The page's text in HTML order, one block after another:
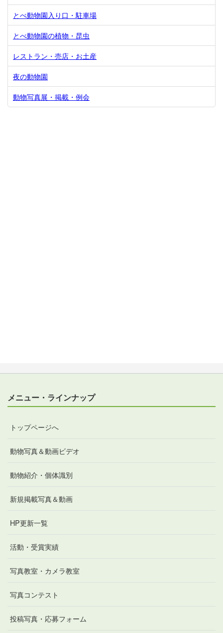
とべ動物園入り口・駐車場
とべ動物園の植物・昆虫
レストラン・売店・お土産
夜の動物園
動物写真展・掲載・例会
メニュー・ラインナップ
トップページへ
動物写真＆動画ビデオ
動物紹介・個体識別
新規掲載写真＆動画
HP更新一覧
活動・受賞実績
写真教室・カメラ教室
写真コンテスト
投稿写真・応募フォーム